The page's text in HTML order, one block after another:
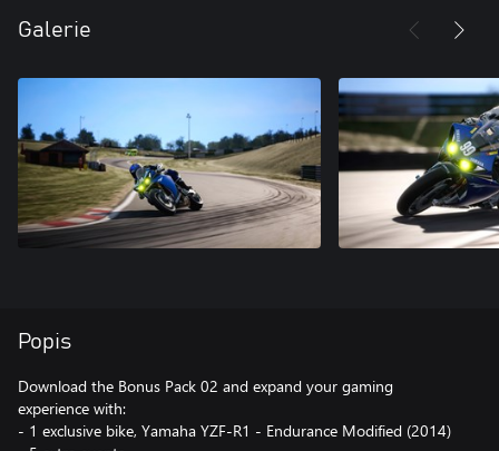
Galerie
Popis
Download the Bonus Pack 02 and expand your gaming
experience with:
- 1 exclusive bike, Yamaha YZF-R1 - Endurance Modified (2014)